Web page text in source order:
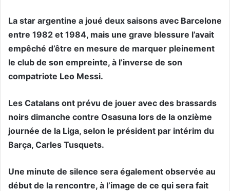
La star argentine a joué deux saisons avec Barcelone
entre 1982 et 1984, mais une grave blessure l’avait
empêché d’être en mesure de marquer pleinement
le club de son empreinte, à l’inverse de son
compatriote Leo Messi.
Les Catalans ont prévu de jouer avec des brassards
noirs dimanche contre Osasuna lors de la onzième
journée de la Liga, selon le président par intérim du
Barça, Carles Tusquets.
Une minute de silence sera également observée au
début de la rencontre, à l’image de ce qui sera fait